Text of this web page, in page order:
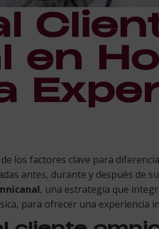
en
los factores clave para
antes, durante y después de
, una estrategia que
para ofrecer una experiencia